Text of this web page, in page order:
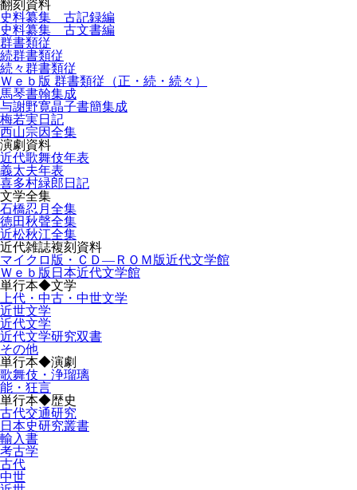
翻刻資料
史料纂集 古記録編
史料纂集 古文書編
群書類従
続群書類従
続々群書類従
Ｗｅｂ版 群書類従（正・続・続々）
馬琴書翰集成
与謝野寛晶子書簡集成
梅若実日記
西山宗因全集
演劇資料
近代歌舞伎年表
義太夫年表
喜多村緑郎日記
文学全集
石橋忍月全集
徳田秋聲全集
近松秋江全集
近代雑誌複刻資料
マイクロ版・ＣＤ―ＲＯＭ版近代文学館
Ｗｅｂ版日本近代文学館
単行本◆文学
上代・中古・中世文学
近世文学
近代文学
近代文学研究双書
その他
単行本◆演劇
歌舞伎・浄瑠璃
能・狂言
単行本◆歴史
古代交通研究
日本史研究叢書
輸入書
考古学
古代
中世